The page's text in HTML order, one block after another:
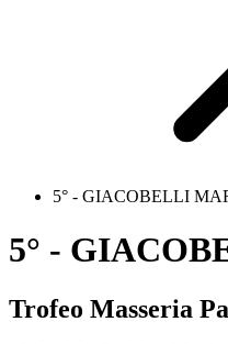
5° - GIACOBELLI
5° -
Trofeo Masseria